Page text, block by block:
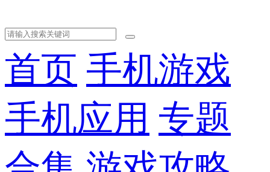
首页 手机游戏
手机应用 专题